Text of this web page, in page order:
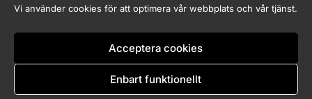
Vi använder cookies för att optimera vår webbplats och vår tjänst.
Acceptera cookies
Enbart funktionellt
Kakor (Cookies)